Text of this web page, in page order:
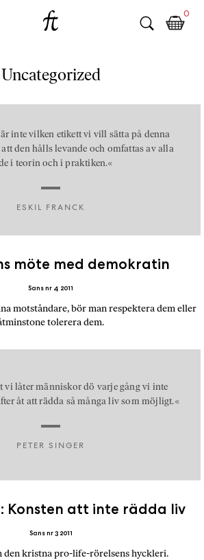
Fri
B
o
a
n
d
l
p
å
t
ö
p
b
e
r
l
n
h
o
0
Uncategorized
inte vilken etikett vi vill sätta på denna
den hålls levande och omfattas av alla
i teorin och i praktiken.«
ESKIL FRANCK
möte med demokratin
Sans nr 4 2011
motståndare, bör man respektera dem eller
tolerera dem.
vi låter människor dö varje gång vi inte
åt att rädda så många liv som möjligt.«
PETER SINGER
Konsten att inte rädda liv
Sans nr 3 2011
den kristna pro-life-rörelsens hyckleri.